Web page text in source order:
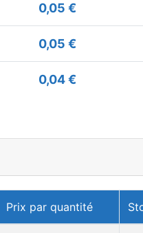
0,05 €
0,05 €
0,04 €
Prix par quantité